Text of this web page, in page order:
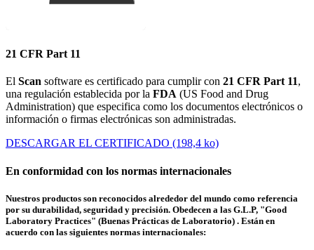
21 CFR Part 11
El Scan software es certificado para cumplir con 21 CFR Part 11,
una regulación establecida por la FDA (US Food and Drug
Administration) que especifica como los documentos electrónicos o
información o firmas electrónicas son administradas.
DESCARGAR EL CERTIFICADO (198,4 ko)
En conformidad con los normas internacionales
Nuestros productos son reconocidos alrededor del mundo como referencia
por su durabilidad, seguridad y precisión. Obedecen a las G.L.P, "Good
Laboratory Practices" (Buenas Prácticas de Laboratorio) . Están en
acuerdo con las siguientes normas internacionales: